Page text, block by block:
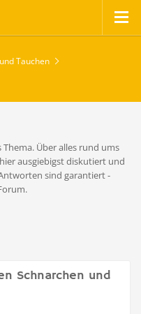
Tauchen
Über alles rund ums
ausgiebigst diskutiert und
sind garantiert -
Schnarchen und